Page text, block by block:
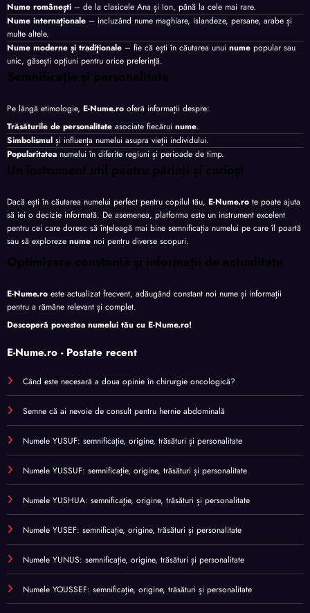
Nume românești – de la clasicele Ana și Ion, până la cele mai rare.
Nume internaționale – incluzând nume maghiare, islandeze, persane, arabe și
multe altele.
Nume moderne și tradiționale – fie că ești în căutarea unui nume popular sau
unic, găsești opțiuni pentru orice preferință.
Semnificație și personalitate
Pe lângă etimologie, E-Nume.ro oferă informații despre:
Trăsăturile de personalitate asociate fiecărui nume.
Simbolismul și influența numelui asupra vieții individului.
Popularitatea numelui în diferite regiuni și perioade de timp.
Un instrument util pentru părinți și curioși
Dacă ești în căutarea numelui perfect pentru copilul tău, E-Nume.ro te poate ajuta
să iei o decizie informată. De asemenea, platforma este un instrument excelent
pentru cei care doresc să înțeleagă mai bine semnificația numelui pe care îl poartă
sau să exploreze nume noi pentru diverse scopuri.
Optimizare constantă și informații de actualitate
E-Nume.ro este actualizat frecvent, adăugând constant noi nume și informații
pentru a rămâne relevant și complet.
Descoperă povestea numelui tău cu E-Nume.ro!
E-Nume.ro - Postate recent
Când este necesară a doua opinie în chirurgie oncologică?
Semne că ai nevoie de consult pentru hernie abdominală
Numele YUSUF: semnificație, origine, trăsături și personalitate
Numele YUSSUF: semnificație, origine, trăsături și personalitate
Numele YUSHUA: semnificație, origine, trăsături și personalitate
Numele YUSEF: semnificație, origine, trăsături și personalitate
Numele YUNUS: semnificație, origine, trăsături și personalitate
Numele YOUSSEF: semnificație, origine, trăsături și personalitate